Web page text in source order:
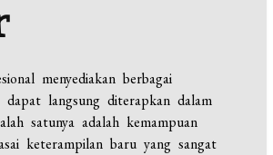
menyediakan berbagai
dapat langsung diterapkan dalam
satunya adalah kemampuan
keterampilan baru yang sangat